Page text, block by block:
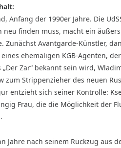
Anfang der 1990er Jahre. Die
neu finden muss, macht ein
Zunächst Avantgarde-Künstler,
ehemaligen KGB-Agenten,
„Der Zar“ bekannt sein wird,
zum Strippenzieher des neuen
entzieht sich seiner Kontrolle:
Frau, die die Möglichkeit der
Jahre nach seinem Rückzug aus